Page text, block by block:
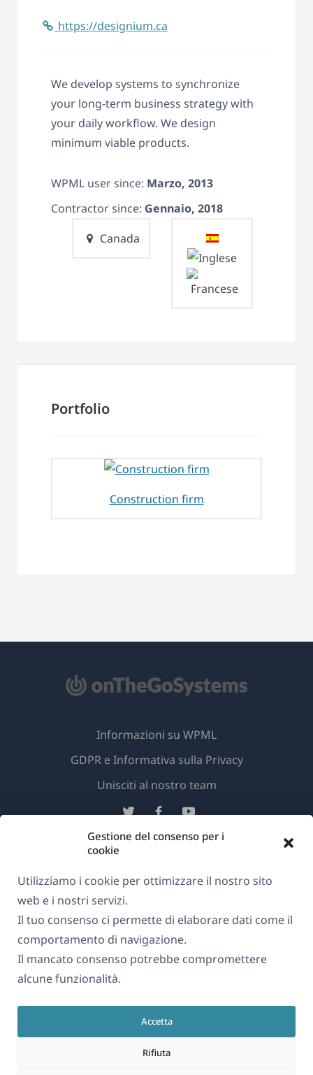
Gestione del consenso per i
cookie
Utilizziamo i cookie per ottimizzare il nostro sito
web e i nostri servizi.
Il tuo consenso ci permette di elaborare dati come il
comportamento di navigazione.
Il mancato consenso potrebbe compromettere
alcune funzionalità.
Accetta
Rifiuta
https://designium.ca
We develop systems to synchronize
your long-term business strategy with
your daily workflow. We design
minimum viable products.
WPML user since: Marzo, 2013
Contractor since: Gennaio, 2018
Canada
Portfolio
Construction firm
© 2026OnTheGoSystems Limited
apre
una
Informazioni su WPML
GDPR e Informativa sulla Privacy
Unisciti al nostro team(si
una
finestra)
(si
apre
nuova
(si
apre
nuova
(si
apre
in
nuova